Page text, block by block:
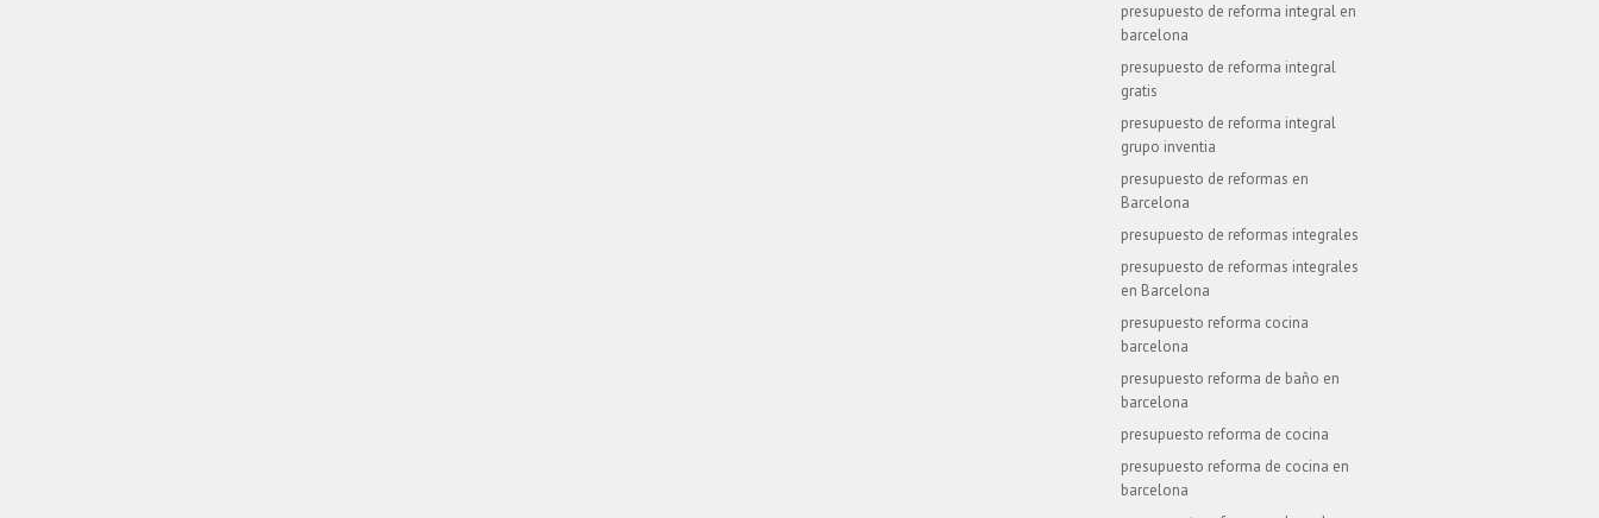
presupuesto de reforma integral en
barcelona
presupuesto de reforma integral
gratis
presupuesto de reforma integral
grupo inventia
presupuesto de reformas en
Barcelona
presupuesto de reformas integrales
presupuesto de reformas integrales
en Barcelona
presupuesto reforma cocina
barcelona
presupuesto reforma de baño en
barcelona
presupuesto reforma de cocina
presupuesto reforma de cocina en
barcelona